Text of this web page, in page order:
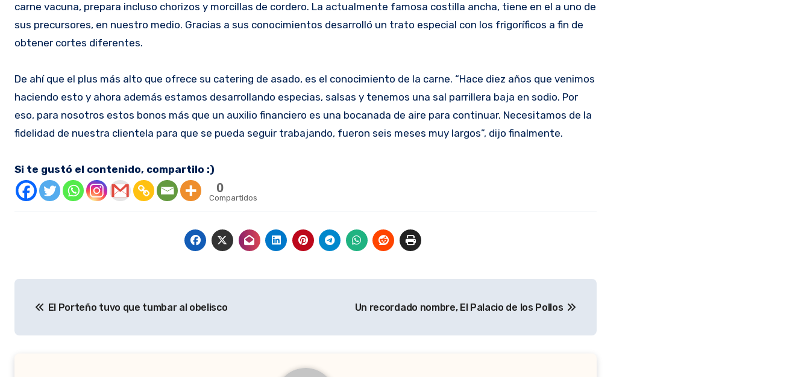
carne vacuna, prepara incluso chorizos y morcillas de cordero. La actualmente famosa costilla ancha, tiene en el a uno de
sus precursores, en nuestro medio. Gracias a sus conocimientos desarrolló un trato especial con los frigoríficos a fin de
obtener cortes diferentes.
De ahí que el plus más alto que ofrece su catering de asado, es el conocimiento de la carne. “Hace diez años que venimos
haciendo esto y ahora además estamos desarrollando especias, salsas y tenemos una sal parrillera baja en sodio. Por
eso, para nosotros estos bonos más que un auxilio financiero es una bocanada de aire para continuar. Necesitamos de la
fidelidad de nuestra clientela para que se pueda seguir trabajando, fueron seis meses muy largos”, dijo finalmente.
Si te gustó el contenido, compartilo :)
0
Compartidos
de
entradas
El Porteño tuvo que tumbar al obelisco Un recordado nombre, El Palacio de los Pollos